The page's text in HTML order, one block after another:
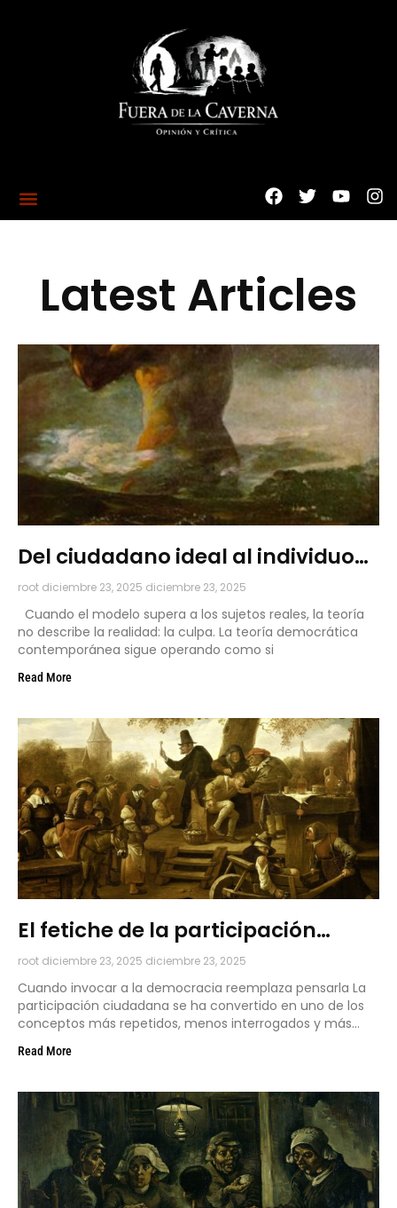
Latest Articles
Del ciudadano ideal al individuo
real
root diciembre 23, 2025 diciembre 23, 2025
Cuando el modelo supera a los sujetos reales, la teoría
no describe la realidad: la culpa. La teoría democrática
contemporánea sigue operando como si
Read More
El fetiche de la participación
ciudadana
root diciembre 23, 2025 diciembre 23, 2025
Cuando invocar a la democracia reemplaza pensarla La
participación ciudadana se ha convertido en uno de los
conceptos más repetidos, menos interrogados y más
tranquilizadores
Read More